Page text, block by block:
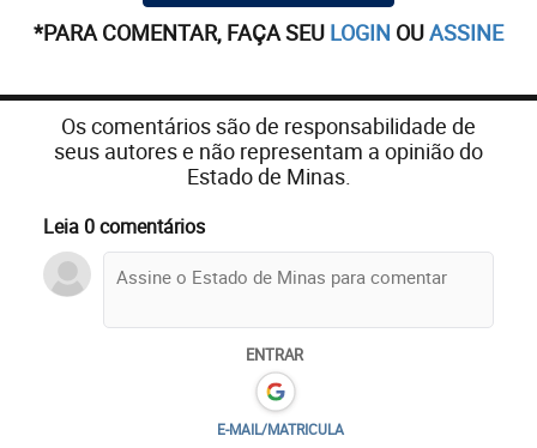
*PARA COMENTAR, FAÇA SEU LOGIN OUASSINE
Os comentários são de responsabilidade de
seus autores e não representam a opinião do
Estado de Minas.
Leia 0 comentários
ENTRAR
E-MAIL/MATRICULA